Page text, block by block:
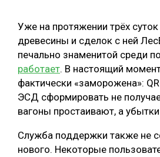
ПРОИЗВОДСТВО ДРЕВЕСНЫХ ПЛИТ
ЦБП
КОМПЛЕКСНАЯ ПЕРЕРАБОТКА
ЛЕСОПИЛЕНИЕ
ДЕРЕВЯННОЕ ДОМОСТРОЕНИЕ
ПОДБОРКИ СТАТЕЙ
Уже на протяжении трёх суток
древесины и сделок с ней
печально знаменитой среди
работает. В настоящий
фактически «заморожена»:
ЭСД сформировать не
вагоны простаивают, а убытки
Служба поддержки также не
нового. Некоторые